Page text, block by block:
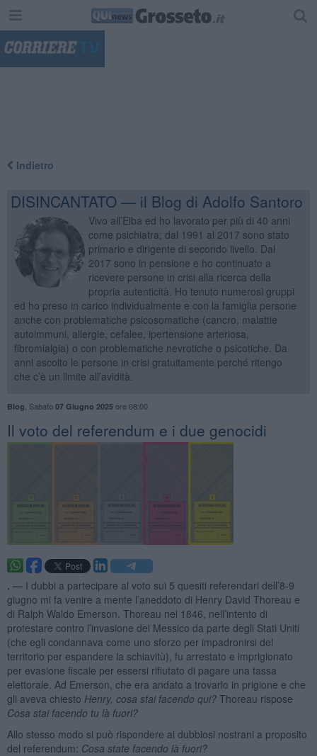
Indietro
DISINCANTATO — il Blog di Adolfo Santoro
Vivo all’Elba ed ho lavorato per più di 40 anni
come psichiatra; dal 1991 al 2017 sono stato
primario e dirigente di secondo livello. Dal
2017 sono in pensione e ho continuato a
ricevere persone in crisi alla ricerca della
propria autenticità. Ho tenuto numerosi gruppi
ed ho preso in carico individualmente e con la famiglia persone
anche con problematiche psicosomatiche (cancro, malattie
autoimmuni, allergie, cefalee, ipertensione arteriosa,
fibromialgia) o con problematiche nevrotiche o psicotiche. Da
anni ascolto le persone in crisi gratuitamente perché ritengo
che c’è un limite all’avidità.
Blog Sabato 07 Giugno 2025ore 08:00
​Il voto del referendum e i due genocidi
. — I dubbi a partecipare al voto sui 5 quesiti referendari dell’8-9
giugno mi fa venire a mente l’aneddoto di Henry David Thoreau e
di Ralph Waldo Emerson. Thoreau nel 1846, nell’intento di
protestare contro l’invasione del Messico da parte degli Stati Uniti
(che egli condannava come uno sforzo per impadronirsi del
territorio per espandere la schiavitù), fu arrestato e imprigionato
per evasione fiscale per essersi rifiutato di pagare una tassa
elettorale. Ad Emerson, che era andato a trovarlo in prigione e che
gli aveva chiesto Henry, cosa stai facendo qui?Thoreau rispose
Cosa stai facendo tu là fuori?
Allo stesso modo si può rispondere ai dubbiosi nostrani a proposito
del referendum: Cosa state facendo là fuori?